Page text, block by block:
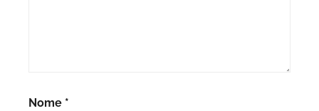
Nome *